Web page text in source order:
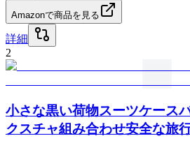
Amazonで商品を見る
詳細
2
小さな黒い荷物スーツケース
クスチャ組み合わせ安全な旅